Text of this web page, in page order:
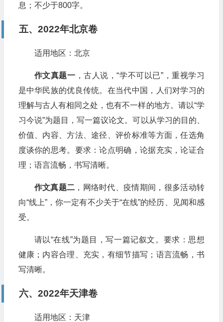
息；不少于800字。
五、2022年北京卷
适用地区：北京
作文真题一 ，古人说，“学不可以已”，重视学习
是中华民族的优良传统。在当代中国，人们对学习的
理解与古人有相同之处，也有不一样的地方。请以“学
习今说”为题目，写一篇议论文。可以从学习的目的、
价值、内容、方法、途径、评价标准等方面，任选角
度谈你的思考。要求：论点明确，论据充实，论证合
理；语言流畅，书写清晰。
作文真题二 ，网络时代、疫情期间，很多活动转
向“线上”，你一定有不少关于“在线”的经历、见闻和感
受。
请以“在线”为题目，写一篇记叙文。要求：思想
健康；内容合理、充实，有细节描写；语言流畅，书
写清晰。
六、2022年天津卷
适用地区：天津